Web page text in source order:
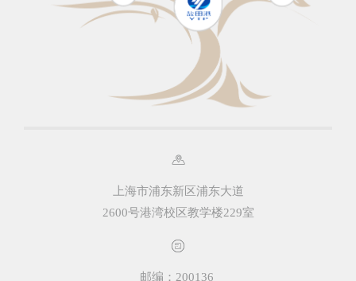
上海市浦东新区浦东大道
2600号港湾校区教学楼229室
邮编：200136